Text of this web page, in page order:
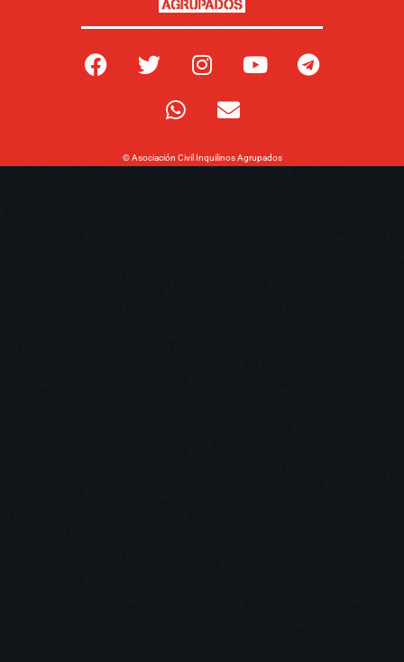
© Asociación Civil Inquilinos Agrupados